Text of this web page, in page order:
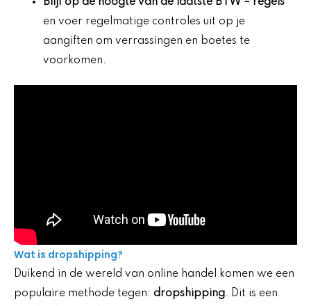
en voer regelmatige controles uit op je
aangiften om verrassingen en boetes te
voorkomen.
Wat is dropshipping?
Duikend in de wereld van online handel komen we een
populaire methode tegen: dropshipping. Dit is een